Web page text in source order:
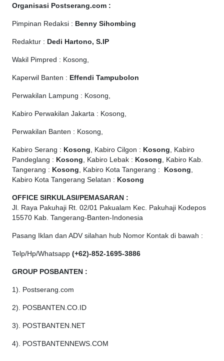
Organisasi Postserang.com :
Pimpinan Redaksi : Benny Sihombing
Redaktur : Dedi Hartono, S.IP
Wakil Pimpred : Kosong,
Kaperwil Banten : Effendi Tampubolon
Perwakilan Lampung : Kosong,
Kabiro Perwakilan Jakarta : Kosong,
Perwakilan Banten : Kosong,
Kabiro Serang : Kosong, Kabiro Cilgon : Kosong, Kabiro
Pandeglang : Kosong, Kabiro Lebak : Kosong, Kabiro Kab.
Tangerang : Kosong, Kabiro Kota Tangerang : Kosong,
Kabiro Kota Tangerang Selatan : Kosong
OFFICE SIRKULASI/PEMASARAN :
Jl. Raya Pakuhaji Rt. 02/01 Pakualam Kec. Pakuhaji Kodepos
15570 Kab. Tangerang-Banten-Indonesia
Pasang Iklan dan ADV silahan hub Nomor Kontak di bawah :
Telp/Hp/Whatsapp (+62)-852-1695-3886
GROUP POSBANTEN :
1). Postserang.com
2). POSBANTEN.CO.ID
3). POSTBANTEN.NET
4). POSTBANTENNEWS.COM